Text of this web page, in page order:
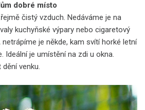
dobré místo
čistý vzduch. Nedáváme je na
kuchyňské výpary nebo cigaretový
je někde, kam svítí horké letní
Ideální je umístění na zdi u okna.
venku.